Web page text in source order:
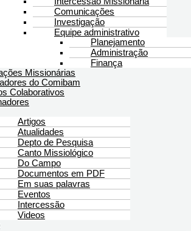
Comunicações
Investigação
Equipe administrativo
Planejamento
Administração
Finança
Missionárias
do Comibam
Colaborativos
Artigos
Atualidades
Depto de Pesquisa
Canto Missiológico
Do Campo
Documentos em PDF
Em suas palavras
Eventos
Intercessão
Videos